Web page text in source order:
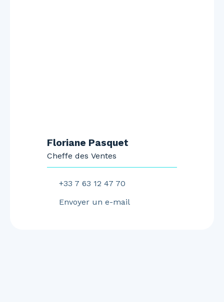
Floriane Pasquet
Cheffe des Ventes
+33 7 63 12 47 70
Envoyer un e-mail